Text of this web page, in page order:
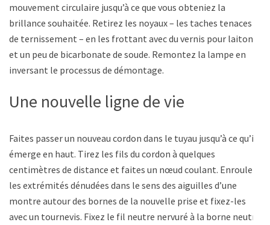
mouvement circulaire jusqu’à ce que vous obteniez la
brillance souhaitée. Retirez les noyaux – les taches tenaces
de ternissement – en les frottant avec du vernis pour laiton
et un peu de bicarbonate de soude. Remontez la lampe en
inversant le processus de démontage.
Une nouvelle ligne de vie
Faites passer un nouveau cordon dans le tuyau jusqu’à ce qu’il
émerge en haut. Tirez les fils du cordon à quelques
centimètres de distance et faites un nœud coulant. Enroulez
les extrémités dénudées dans le sens des aiguilles d’une
montre autour des bornes de la nouvelle prise et fixez-les
avec un tournevis. Fixez le fil neutre nervuré à la borne neutre